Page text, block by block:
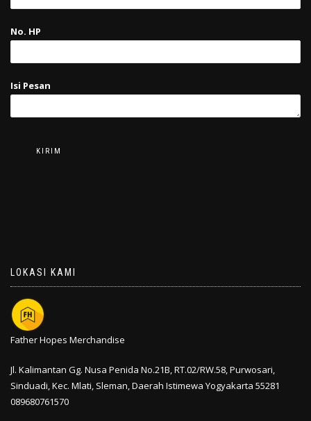
No. HP
Isi Pesan
LOKASI KAMI
Father Hopes Merchandise
Jl. Kalimantan Gg. Nusa Penida No.21B, RT.02/RW.58, Purwosari,
Sinduadi, Kec. Mlati, Sleman,Daerah Istimewa Yogyakarta 55281
089680761570